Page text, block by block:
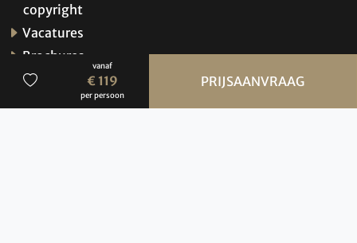
vanaf
€ 119
per persoon
PRIJSAANVRAAG
copyright
Vacatures
Brochures
Verzekeringen
Hoe werkt de website?